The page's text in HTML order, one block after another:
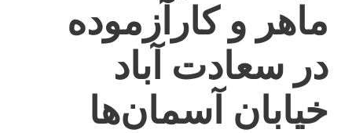
ماهر و کارآزموده
در سعادت آباد
خیابان آسمان‌ها